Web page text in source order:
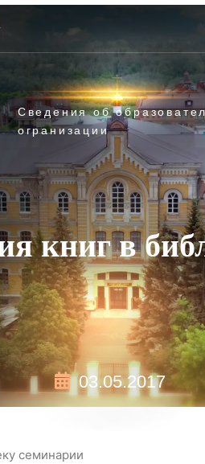
Сведения об
огранизации
книг в
03.05.2017
семинарии